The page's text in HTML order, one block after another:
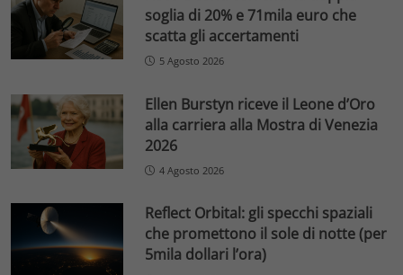
soglia di 20% e 71mila euro che
scatta gli accertamenti
5 Agosto 2026
Ellen Burstyn riceve il Leone d’Oro
alla carriera alla Mostra di Venezia
2026
4 Agosto 2026
Reflect Orbital: gli specchi spaziali
che promettono il sole di notte (per
5mila dollari l’ora)